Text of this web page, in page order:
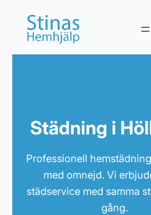
innehåll
Städning i
Professionell
med omnejd. Vi
städservice med samma
gång.